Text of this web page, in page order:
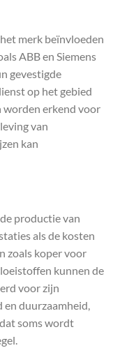
merk beïnvloeden
ABB en Siemens
gevestigde
op het gebied
worden erkend voor
van
kan
productie van
als de kosten
zoals koper voor
kunnen de
voor zijn
en duurzaamheid,
soms wordt